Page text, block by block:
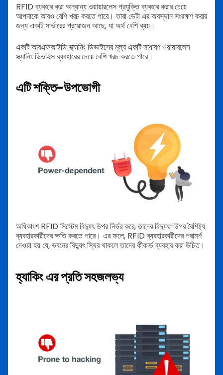
RFID ব্যবহার করা অন্যান্য ওয়ায়ারলেস প্রযুক্তি ব্যবহার করার চেয়ে
আপনাকে আরও বেশি খরচ করতে পারে। তারাডেটা এর অবস্থান সংরক্ষণ করার
জন্য একটি সার্ভারের প্রয়োজন আছে, যা অর্থ বেশি ব্যয়।
একটি আরএফআইডি স্ক্যানিং ডিভাইসের মূল্য একটি সাধারণ ওয়ায়ারলেস
স্ক্যানিং ডিভাইস ব্যবহারের চেয়ে বেশি খরচ করতে পারে।
এটি শক্তি-উপভোগী
অধিকাংশ RFID সিস্টেম বিদ্যুৎ উপর নির্ভর করে, তাদের বিদ্যুৎ-উপর বৈশিষ্ট্য
ব্যবহারকারীদের ক্ষতি করতে পারে। এর ফলে, RFID ব্যবহারকারীদের পরামর্শ
দেওয়া হয় যে, ভবনের বিদ্যুৎ স্থির থাকলে তাদের কীকার্ড ব্যবহার করা উচিত।
হ্যাকিং এর প্রতি সহজলভ্য